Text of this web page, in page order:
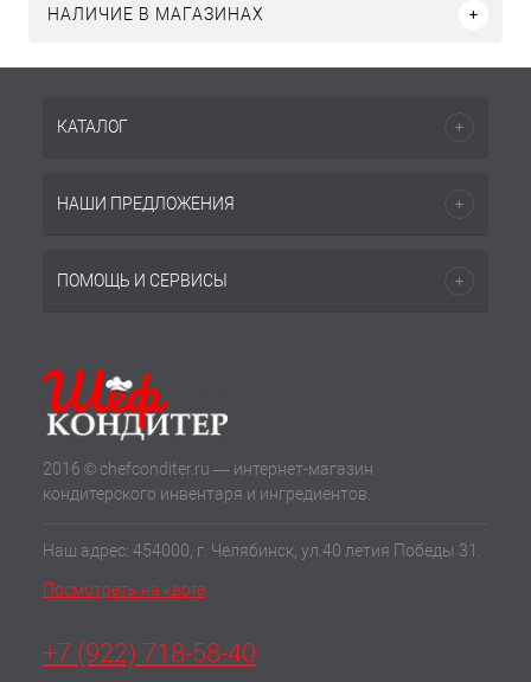
НАЛИЧИЕ В МАГАЗИНАХ
КАТАЛОГ
НАШИ ПРЕДЛОЖЕНИЯ
ПОМОЩЬ И СЕРВИСЫ
2016 © chefconditer.ru — интернет-магазин
кондитерского инвентаря и ингредиентов.
Наш адрес: 454000, г. Челябинск, ул.40 летия Победы 31.
Посмотреть на карте
+7 (922) 718-58-40